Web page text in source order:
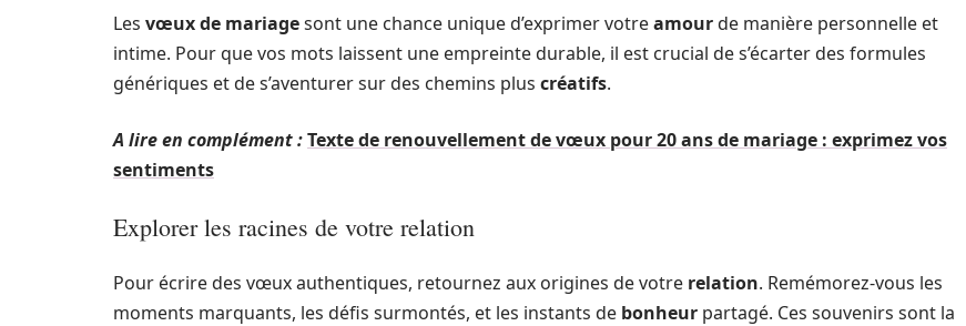
Les vœux de mariagesont une chance unique d’exprimer votreamourde manière personnelle et
intime. Pour que vos mots laissent une empreinte durable, il est crucial de s’écarter des formules
génériques et de s’aventurer sur des chemins plus créatifs.
A lire en complément :Texte de renouvellement de vœux pour 20 ans de mariage : exprimez vos
sentiments
Explorer les racines de votre relation
Pour écrire des vœux authentiques, retournez aux origines de votre relation. Remémorez-vous les
moments marquants, les défis surmontés, et les instants de bonheur partagé. Ces souvenirs sont la